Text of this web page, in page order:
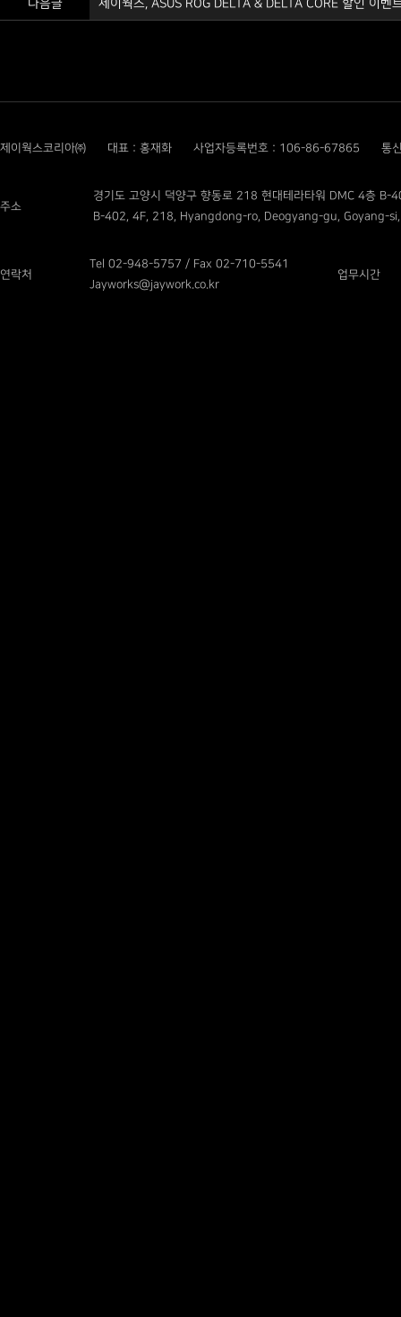
다음글 제이웍스, ASUS ROG DELTA & DELTA CORE 할인 이벤
제이웍스코리아㈜ 대표 : 홍재화 사업자등록번호 : 106-86-67865 통
주소
경기도 고양시 덕양구 향동로 218 현대테라타워 DMC 4층 B-
B-402, 4F, 218, Hyangdong-ro, Deogyang-gu, Goyang-
연락처
Tel 02-948-5757 / Fax 02-710-5541
Jayworks@jaywork.co.kr
업무시간